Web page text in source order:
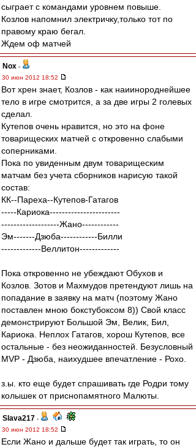
сыграет с командами уровнем повыше.
Козлов напомнил электричку,только тот по
правому краю бегал.
Ждем оф матчей
Nox -
30 июн 2012 18:52
Вот хрен знает, Козлов - как наиинороднейшее
тело в игре смотрится, а за две игры 2 голевых
сделал.
Кутепов очень нравится, но это на фоне
товарищеских матчей с откровенно слабыми
соперниками.
Пока по увиденным двум товарищеским
матчам без учета сборников нарисую такой
состав:
КК--Пареха--Кутепов-Гатагов
-----Кариока-----------------------
-------------------Жано------------
Эм-------Дзюба------------Билли
-------------Веллитон-------------
Пока откровенно не убеждают Обухов и
Козлов. Зотов и Махмудов претендуют лишь на
попадание в заявку на матч (поэтому Жано
поставлен мною бокстубоксом 8)) Свой класс
демонстрируют Большой Эм, Велик, Бил,
Кариока. Неплох Гатагов, хорош Кутепов, все
остальные - без неожиданностей. Безусловный
MVP - Дзюба, наихудшее впечатление - Рохо.
з.ы. кто еще будет спрашивать где Родри тому
колышек от приснопамятного Малюты.
Slava217 -
30 июн 2012 18:52
Если Жано и дальше будет так играть, то он